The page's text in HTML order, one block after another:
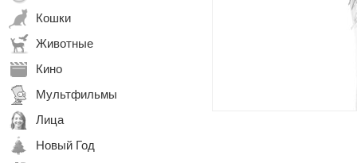
Кошки
Животные
Кино
Мультфильмы
Лица
Новый Год